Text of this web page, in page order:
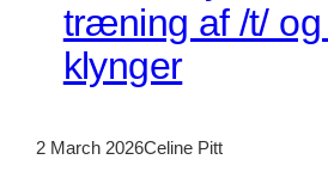
træning af /t/ og
klynger
2 March 2026Celine Pitt